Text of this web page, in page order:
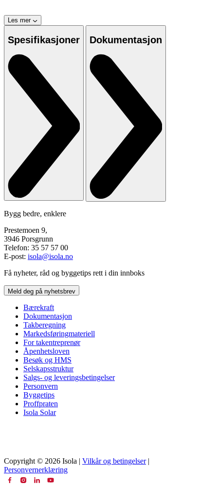
Les mer
Spesifikasjoner Dokumentasjon
Bygg bedre, enklere
Prestemoen 9,
3946 Porsgrunn
Telefon: 35 57 57 00
E-post: isola@isola.no
Få nyheter, råd og byggetips rett i din innboks
Meld deg på nyhetsbrev
Bærekraft
Dokumentasjon
Takberegning
Markedsføringmateriell
For takentreprenør
Åpenhetsloven
Besøk og HMS
Selskapsstruktur
Salgs- og leveringsbetingelser
Personvern
Byggetips
Proffpraten
Isola Solar
Copyright © 2026 Isola | Vilkår og betingelser|
Personvernerklæring